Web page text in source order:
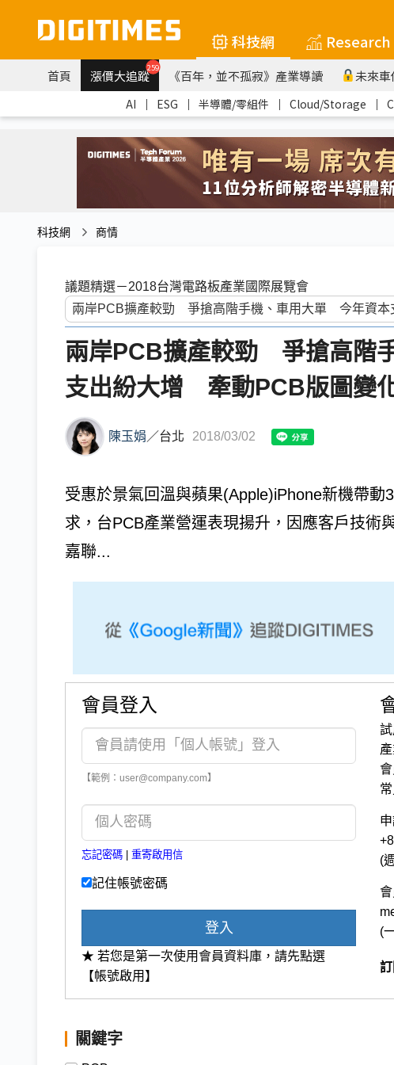
科技網 Research
首頁 漲價大追蹤259 《百年，並不孤寂》產業導讀 未來
AI ｜ ESG ｜ 半導體/零組件 ｜ Cloud/Storage ｜
科技網 商情
議題精選－2018台灣電路板產業國際展覽會
兩岸PCB擴產較勁 爭搶高階
支出紛大增 牽動PCB版圖變
陳玉娟 ／台北 2018/03/02
受惠於景氣回溫與蘋果(Apple)iPhone新機帶
求，台PCB產業營運表現揚升，因應客戶技術
嘉聯...
會員登入
【範例：user@company.com】
忘記密碼 重寄啟用信
記住帳號密碼
登入
★ 若您是第一次使用會員資料庫，請先點選
【帳號啟用】
(
會
(
關鍵字